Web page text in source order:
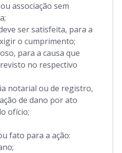
associação sem
ser satisfeita, para a
o cumprimento;
para a causa que
no respectivo
notarial ou de registro,
de dano por ato
ofício;
fato para a ação: